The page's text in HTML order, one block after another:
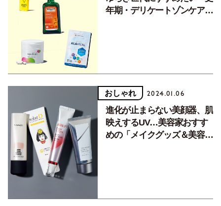
年期・デリケートゾンケア」
おしゃれ 2024.01.06
進化が止まらない美顔器、肌
映えするUV…美容家おすす
めの「メイクグッズ＆美容家